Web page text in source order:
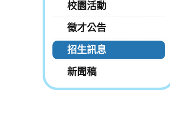
校園活動
徵才公告
招生訊息
新聞稿